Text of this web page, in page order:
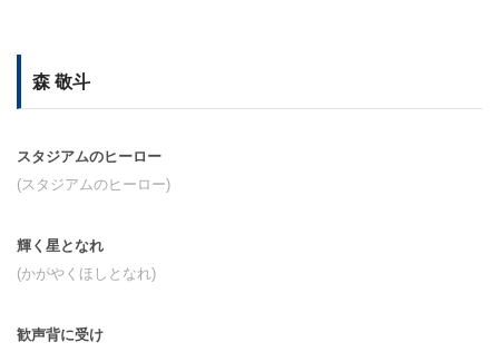
森 敬斗
スタジアムのヒーロー
(スタジアムのヒーロー)
輝く星となれ
(かがやくほしとなれ)
歓声背に受け